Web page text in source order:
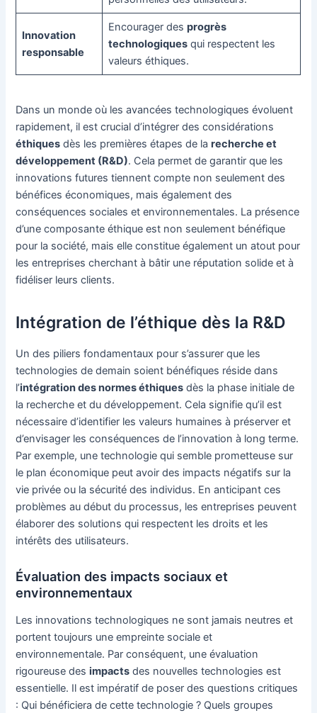
Innovation
responsable
Encourager des progrès
technologiquesqui respectent les
valeurs éthiques.
Dans un monde où les avancées technologiques évoluent
rapidement, il est crucial d’intégrer des considérations
éthiques dès les premières étapes de larecherche et
développement (R&D). Cela permet de garantir que les
innovations futures tiennent compte non seulement des
bénéfices économiques, mais également des
conséquences sociales et environnementales. La présence
d’une composante éthique est non seulement bénéfique
pour la société, mais elle constitue également un atout pour
les entreprises cherchant à bâtir une réputation solide et à
fidéliser leurs clients.
Intégration de l’éthique dès la R&D
Un des piliers fondamentaux pour s’assurer que les
technologies de demain soient bénéfiques réside dans
l’intégration des normes éthiques dès la phase initiale de
la recherche et du développement. Cela signifie qu’il est
nécessaire d’identifier les valeurs humaines à préserver et
d’envisager les conséquences de l’innovation à long terme.
Par exemple, une technologie qui semble prometteuse sur
le plan économique peut avoir des impacts négatifs sur la
vie privée ou la sécurité des individus. En anticipant ces
problèmes au début du processus, les entreprises peuvent
élaborer des solutions qui respectent les droits et les
intérêts des utilisateurs.
Évaluation des impacts sociaux et
environnementaux
Les innovations technologiques ne sont jamais neutres et
portent toujours une empreinte sociale et
environnementale. Par conséquent, une évaluation
rigoureuse desimpacts des nouvelles technologies est
essentielle. Il est impératif de poser des questions critiques
: Qui bénéficiera de cette technologie ? Quels groupes